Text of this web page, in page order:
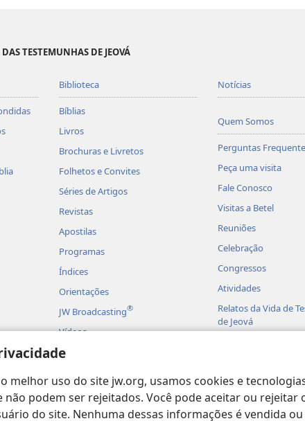
melhor uso do site jw.org, usamos cookies e
podem ser rejeitados. Você pode aceitar ou
do site. Nenhuma dessas informações é vendida
perdoar
de religião pode causar
no casamento?
Por exemplo, em 1998, o instituto de pesquisas
em que apenas um dos cônjuges se
Jeová. A pesquisa revelou que, em cada vinte
teve problemas sérios.
que aqueles que seguissem seus ensinos
conflitos na família. ( Mateus 10:32-36) O
que, durante o Império Romano, “o
TESTEMUNHAS DE JEOVÁ
Biblioteca
Bíblias
Livros
Brochuras e Livretos
Folhetos e Convites
Séries de Artigos
Revistas
Apostilas
Programas
Índices
Orientações
JW Broadcasting®
Vídeos
Músicas
Leituras Bíblicas Dramatizadas
Notícias
Quem Somos
Perguntas
Peça uma visita
Fale Conosco
Visitas a Betel
Reuniões
Celebração
Congressos
Atividades
Relatos da Vida de
de Jeová